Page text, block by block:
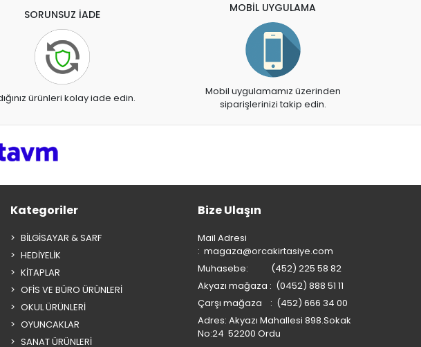
SORUNSUZ İADE
ürünleri kolay iade edin.
MOBİL UYGULAMA
Mobil uygulamamız üzerinden
siparişlerinizi takip edin.
Kategoriler
BİLGİSAYAR & SARF
HEDİYELİK
KİTAPLAR
OFİS VE BÜRO ÜRÜNLERİ
OKUL ÜRÜNLERİ
OYUNCAKLAR
SANAT ÜRÜNLERİ
Bize Ulaşın
Mail Adresi
: magaza@orcakirtasiye.com
Muhasebe: (452) 225 58 82
Akyazı mağaza : (0452) 888 51 11
Çarşı mağaza : (452) 666 34 00
Adres: Akyazı Mahallesi 898.Sokak
No:24 52200 Ordu